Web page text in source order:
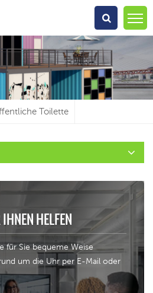
Suchst Du?
Toilette
HELFEN
für Sie bequeme Weise
um die Uhr per E-Mail oder